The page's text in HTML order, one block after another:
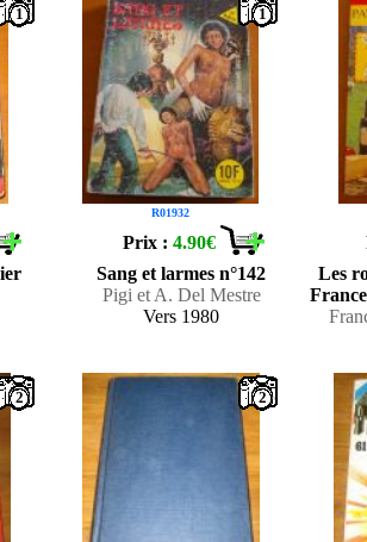
1
R01932
1
Prix :4.90€
Sang et larmes n°142
Pigi et A. Del Mestre
Vers 1980
Les
2 2